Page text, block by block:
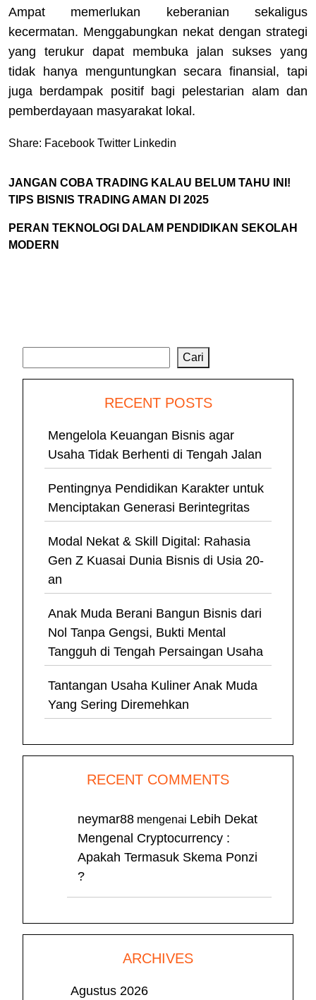
Ampat memerlukan keberanian sekaligus
kecermatan. Menggabungkan nekat dengan strategi
yang terukur dapat membuka jalan sukses yang
tidak hanya menguntungkan secara finansial, tapi
juga berdampak positif bagi pelestarian alam dan
pemberdayaan masyarakat lokal.
Share: Facebook Twitter Linkedin
JANGAN COBA TRADING KALAU BELUM TAHU INI!
TIPS BISNIS TRADING AMAN DI 2025
PERAN TEKNOLOGI DALAM PENDIDIKAN SEKOLAH
MODERN
Cari
RECENT POSTS
Mengelola Keuangan Bisnis agar
Usaha Tidak Berhenti di Tengah Jalan
Pentingnya Pendidikan Karakter untuk
Menciptakan Generasi Berintegritas
Modal Nekat & Skill Digital: Rahasia
Gen Z Kuasai Dunia Bisnis di Usia 20-
an
Anak Muda Berani Bangun Bisnis dari
Nol Tanpa Gengsi, Bukti Mental
Tangguh di Tengah Persaingan Usaha
Tantangan Usaha Kuliner Anak Muda
Yang Sering Diremehkan
RECENT COMMENTS
neymar88 mengenai Lebih Dekat
Mengenal Cryptocurrency :
Apakah Termasuk Skema Ponzi
?
ARCHIVES
Agustus 2026